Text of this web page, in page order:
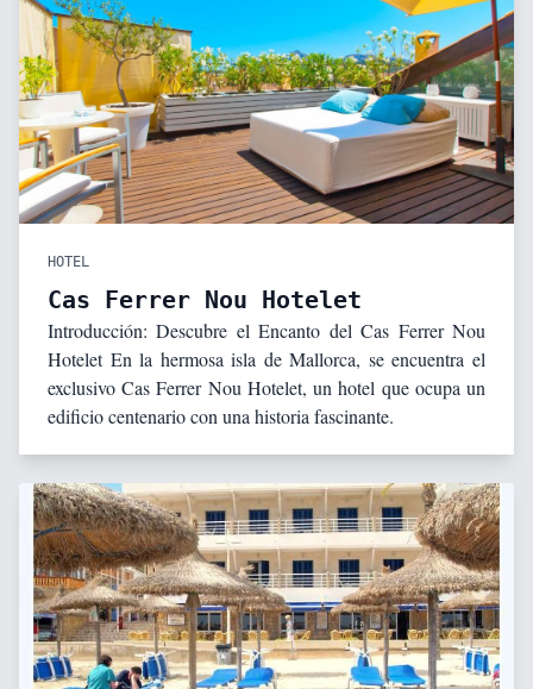
HOTEL
Cas Ferrer Nou Hotelet
Introducción: Descubre el Encanto del Cas Ferrer Nou
Hotelet En la hermosa isla de Mallorca, se encuentra el
exclusivo Cas Ferrer Nou Hotelet, un hotel que ocupa un
edificio centenario con una historia fascinante.